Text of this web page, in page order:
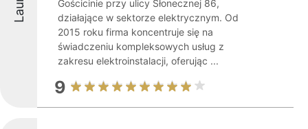
Gościcinie przy ulicy Słonecznej 86,
działające w sektorze elektrycznym. Od
2015 roku firma koncentruje się na
świadczeniu kompleksowych usług z
zakresu elektroinstalacji, oferując ...
9